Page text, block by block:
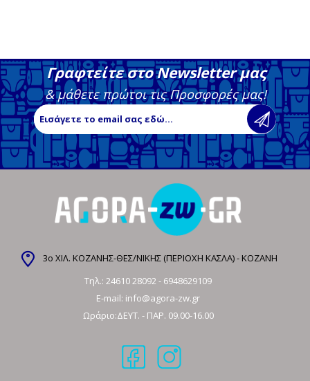
Γραφτείτε στο Newsletter μας
& μάθετε πρώτοι τις Προσφορές μας!
3ο ΧΙΛ. ΚΟΖΑΝΗΣ-ΘΕΣ/ΝΙΚΗΣ (ΠΕΡΙΟΧΗ ΚΑΣΛΑ) - ΚΟΖΑΝΗ
Τηλ.: 24610 28092- 6948629109
E-mail: info@agora-zw.gr
Ωράριο:ΔΕΥΤ. - ΠΑΡ. 09.00-16.00